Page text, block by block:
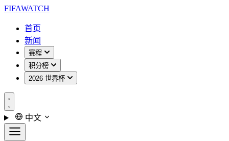
FIFAWATCH
首页
新闻
赛程
积分榜
2026 世界杯
中文